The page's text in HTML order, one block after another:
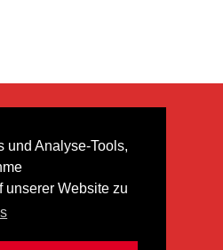
und Analyse-Tools,
unserer Website zu